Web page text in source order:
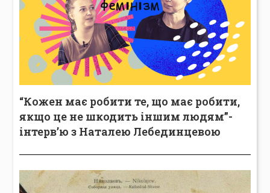
“Кожен має робити те, що має робити,
якщо це не шкодить іншим людям”-
інтерв’ю з Наталею Лебединцевою